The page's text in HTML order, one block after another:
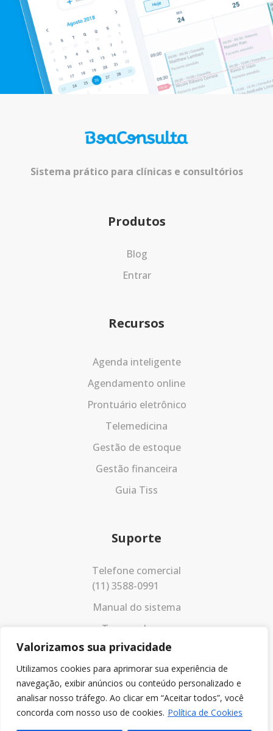
Valorizamos sua privacidade
Utilizamos cookies para aprimorar sua experiência de
navegação, exibir anúncios ou conteúdo personalizado e
analisar nosso tráfego. Ao clicar em “Aceitar todos”, você
concorda com nosso uso de cookies. Política de Cookies
Sistema prático para clínicas e consultórios
Produtos
Blog
Entrar
Recursos
Agenda inteligente
Agendamento online
Prontuário eletrônico
Telemedicina
Gestão de estoque
Gestão financeira
Guia Tiss
Suporte
Telefone comercial
(11) 3588-0991
Manual do sistema
Termos de uso
Política de privacidade